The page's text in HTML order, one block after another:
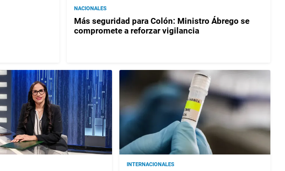
NACIONALES
Más seguridad para Colón: Ministro Ábrego se
compromete a reforzar vigilancia
INTERNACIONALES